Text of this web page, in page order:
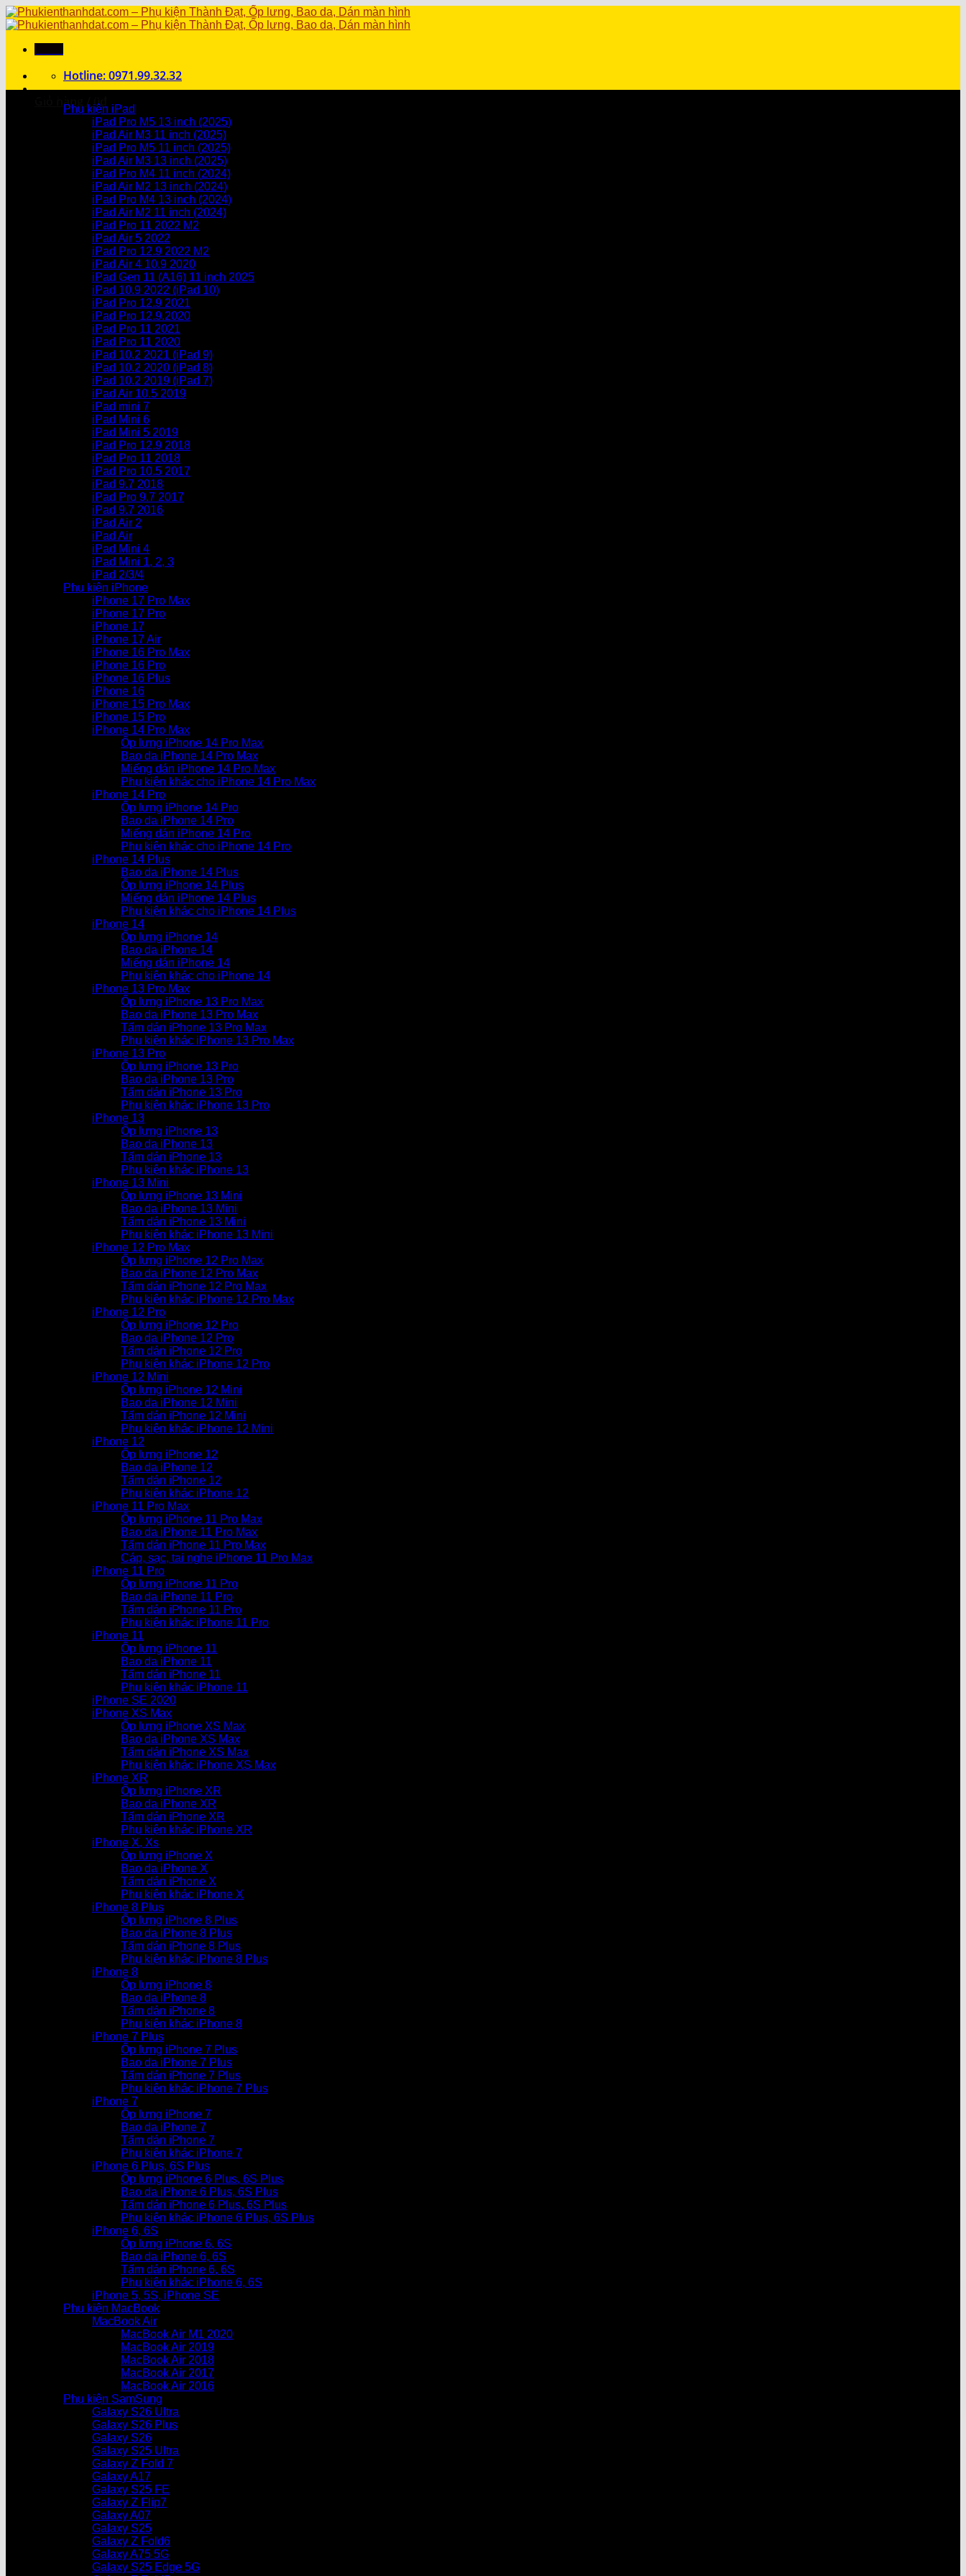
Skip
to
Hotline: 0971.99.32.32
Giỏ hàng / 0₫
Chưa có sản phẩm trong giỏ hàng.
Chưa có sản phẩm trong giỏ hàng.
Phụ kiện iPad
iPad Pro M5 13 inch (2025)
iPad Air M3 11 inch (2025)
iPad Pro M5 11 inch (2025)
iPad Air M3 13 inch (2025)
iPad Pro M4 11 inch (2024)
iPad Air M2 13 inch (2024)
iPad Pro M4 13 inch (2024)
iPad Air M2 11 inch (2024)
iPad Pro 11 2022 M2
iPad Air 5 2022
iPad Pro 12.9 2022 M2
iPad Air 4 10.9 2020
iPad Gen 11 (A16) 11 inch 2025
iPad 10.9 2022 (iPad 10)
iPad Pro 12.9 2021
iPad Pro 12.9.2020
iPad Pro 11 2021
iPad Pro 11 2020
iPad 10.2 2021 (iPad 9)
iPad 10.2 2020 (iPad 8)
iPad 10.2 2019 (iPad 7)
iPad Air 10.5 2019
iPad mini 7
iPad Mini 6
iPad Mini 5 2019
iPad Pro 12.9 2018
iPad Pro 11 2018
iPad Pro 10.5 2017
iPad 9.7 2018
iPad Pro 9.7 2017
iPad 9.7 2016
iPad Air 2
iPad Air
iPad Mini 4
iPad Mini 1, 2, 3
iPad 2/3/4
Phụ kiện iPhone
iPhone 17 Pro Max
iPhone 17 Pro
iPhone 17
iPhone 17 Air
iPhone 16 Pro Max
iPhone 16 Pro
iPhone 16 Plus
iPhone 16
iPhone 15 Pro Max
iPhone 15 Pro
iPhone 14 Pro Max
Ốp lưng iPhone 14 Pro Max
Bao da iPhone 14 Pro Max
Miếng dán iPhone 14 Pro Max
Phụ kiện khác cho iPhone 14 Pro Max
iPhone 14 Pro
Ốp lưng iPhone 14 Pro
Bao da iPhone 14 Pro
Miếng dán iPhone 14 Pro
Phụ kiện khác cho iPhone 14 Pro
iPhone 14 Plus
Bao da iPhone 14 Plus
Ốp lưng iPhone 14 Plus
Miếng dán iPhone 14 Plus
Phụ kiện khác cho iPhone 14 Plus
iPhone 14
Ốp lưng iPhone 14
Bao da iPhone 14
Miếng dán iPhone 14
Phụ kiện khác cho iPhone 14
iPhone 13 Pro Max
Ốp lưng iPhone 13 Pro Max
Bao da iPhone 13 Pro Max
Tấm dán iPhone 13 Pro Max
Phụ kiện khác iPhone 13 Pro Max
iPhone 13 Pro
Ốp lưng iPhone 13 Pro
Bao da iPhone 13 Pro
Tấm dán iPhone 13 Pro
Phụ kiện khác iPhone 13 Pro
iPhone 13
Ốp lưng iPhone 13
Bao da iPhone 13
Tấm dán iPhone 13
Phụ kiện khác iPhone 13
iPhone 13 Mini
Ốp lưng iPhone 13 Mini
Bao da iPhone 13 Mini
Tấm dán iPhone 13 Mini
Phụ kiện khác iPhone 13 Mini
iPhone 12 Pro Max
Ốp lưng iPhone 12 Pro Max
Bao da iPhone 12 Pro Max
Tấm dán iPhone 12 Pro Max
Phụ kiện khác iPhone 12 Pro Max
iPhone 12 Pro
Ốp lưng iPhone 12 Pro
Bao da iPhone 12 Pro
Tấm dán iPhone 12 Pro
Phụ kiện khác iPhone 12 Pro
iPhone 12 Mini
Ốp lưng iPhone 12 Mini
Bao da iPhone 12 Mini
Tấm dán iPhone 12 Mini
Phụ kiện khác iPhone 12 Mini
iPhone 12
Ốp lưng iPhone 12
Bao da iPhone 12
Tấm dán iPhone 12
Phụ kiện khác iPhone 12
iPhone 11 Pro Max
Ốp lưng iPhone 11 Pro Max
Bao da iPhone 11 Pro Max
Tấm dán iPhone 11 Pro Max
Cáp, sạc, tai nghe iPhone 11 Pro Max
iPhone 11 Pro
Ốp lưng iPhone 11 Pro
Bao da iPhone 11 Pro
Tấm dán iPhone 11 Pro
Phụ kiện khác iPhone 11 Pro
iPhone 11
Ốp lưng iPhone 11
Bao da iPhone 11
Tấm dán iPhone 11
Phụ kiện khác iPhone 11
iPhone SE 2020
iPhone XS Max
Ốp lưng iPhone XS Max
Bao da iPhone XS Max
Tấm dán iPhone XS Max
Phụ kiện khác iPhone XS Max
iPhone XR
Ốp lưng iPhone XR
Bao da iPhone XR
Tấm dán iPhone XR
Phụ kiện khác iPhone XR
iPhone X, Xs
Ốp lưng iPhone X
Bao da iPhone X
Tấm dán iPhone X
Phụ kiện khác iPhone X
iPhone 8 Plus
Ốp lưng iPhone 8 Plus
Bao da iPhone 8 Plus
Tấm dán iPhone 8 Plus
Phụ kiện khác iPhone 8 Plus
iPhone 8
Ốp lưng iPhone 8
Bao da iPhone 8
Tấm dán iPhone 8
Phụ kiện khác iPhone 8
iPhone 7 Plus
Ốp lưng iPhone 7 Plus
Bao da iPhone 7 Plus
Tấm dán iPhone 7 Plus
Phụ kiện khác iPhone 7 Plus
iPhone 7
Ốp lưng iPhone 7
Bao da iPhone 7
Tấm dán iPhone 7
Phụ kiện khác iPhone 7
iPhone 6 Plus, 6S Plus
Ốp lưng iPhone 6 Plus, 6S Plus
Bao da iPhone 6 Plus, 6S Plus
Tấm dán iPhone 6 Plus, 6S Plus
Phụ kiện khác iPhone 6 Plus, 6S Plus
iPhone 6, 6S
Ốp lưng iPhone 6, 6S
Bao da iPhone 6, 6S
Tấm dán iPhone 6, 6S
Phụ kiện khác iPhone 6, 6S
iPhone 5, 5S, iPhone SE
Phụ kiện MacBook
MacBook Air
MacBook Air M1 2020
MacBook Air 2019
MacBook Air 2018
MacBook Air 2017
MacBook Air 2016
Phụ kiện SamSung
Galaxy S26 Ultra
Galaxy S26 Plus
Galaxy S26
Galaxy S25 Ultra
Galaxy Z Fold 7
Galaxy A17
Galaxy S25 FE
Galaxy Z Flip7
Galaxy A07
Galaxy S25
Galaxy Z Fold6
Galaxy A75 5G
Galaxy S25 Edge 5G